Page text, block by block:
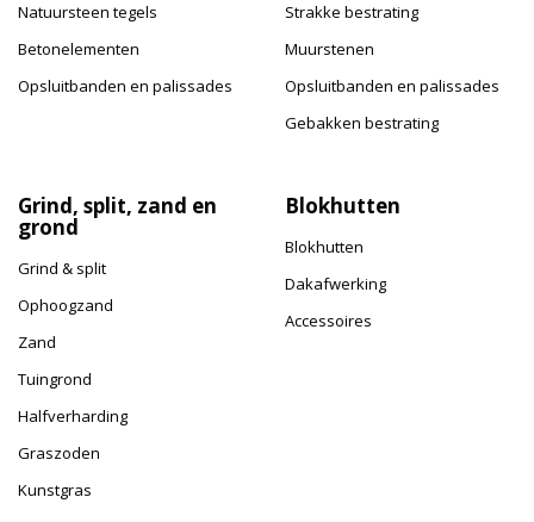
Natuursteen tegels
Betonelementen
Opsluitbanden en palissades
Strakke bestrating
Muurstenen
Opsluitbanden en palissades
Gebakken bestrating
Grind, split, zand en
grond
Grind & split
Ophoogzand
Zand
Tuingrond
Halfverharding
Graszoden
Kunstgras
Blokhutten
Blokhutten
Dakafwerking
Accessoires